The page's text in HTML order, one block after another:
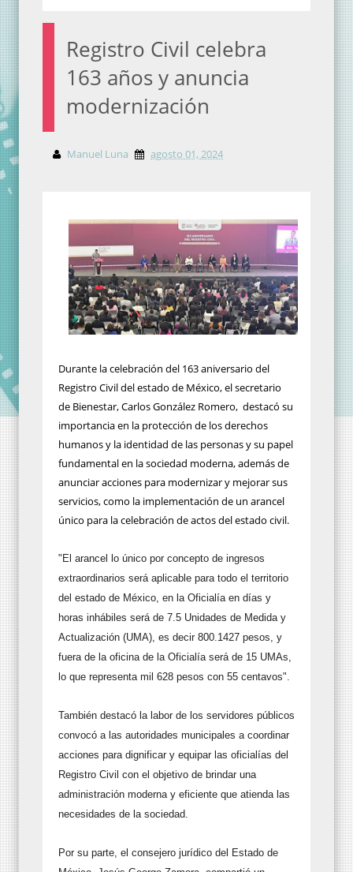
Registro Civil celebra
163 años y anuncia
modernización
Manuel Luna agosto 01, 2024
Durante la celebración del 163 aniversario del
Registro Civil del estado de México, el secretario
de Bienestar, Carlos González Romero, destacó su
importancia en la protección de los derechos
humanos y la identidad de las personas y su papel
fundamental en la sociedad moderna, además de
anunciar acciones para modernizar y mejorar sus
servicios, como la implementación de un arancel
único para la celebración de actos del estado civil.
"El arancel lo único por concepto de ingresos
extraordinarios será aplicable para todo el territorio
del estado de México, en la Oficialía en días y
horas inhábiles será de 7.5 Unidades de Medida y
Actualización (UMA), es decir 800.1427 pesos, y
fuera de la oficina de la Oficialía será de 15 UMAs,
lo que representa mil 628 pesos con 55 centavos".
También destacó la labor de los servidores públicos
convocó a las autoridades municipales a coordinar
acciones para dignificar y equipar las oficialías del
Registro Civil con el objetivo de brindar una
administración moderna y eficiente que atienda las
necesidades de la sociedad.
Por su parte, el consejero jurídico del Estado de